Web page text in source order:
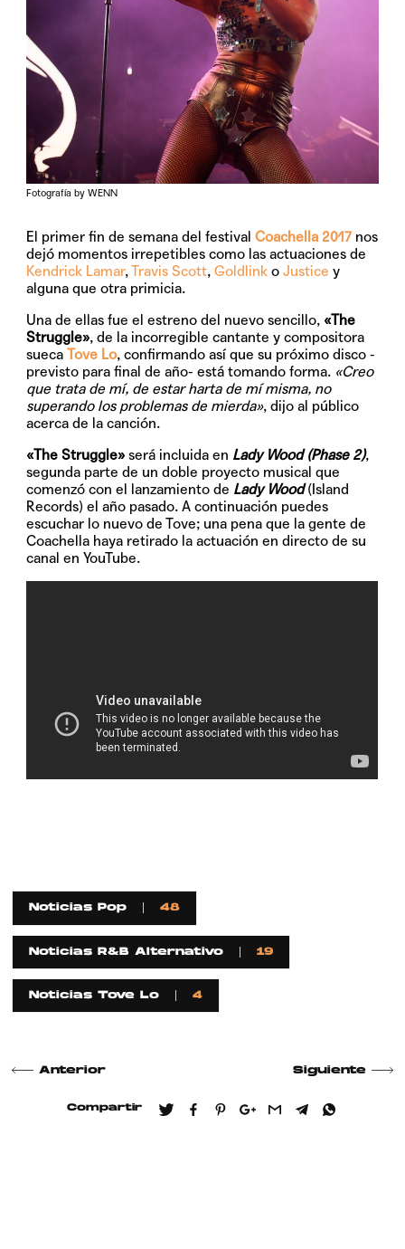
Fotografía by WENN
El primer fin de semana del festival Coachella 2017 nos
dejó momentos irrepetibles como las actuaciones de
Kendrick Lamar,Travis Scott,Goldlink oJustice y
alguna que otra primicia.
Una de ellas fue el estreno del nuevo sencillo, «The
Struggle», de la incorregible cantante y compositora
suecaTove Lo, confirmando así que su próximo disco -
previsto para final de año- está tomando forma. «Creo
que trata de mí, de estar harta de mí misma, no
superando los problemas de mierda», dijo al público
acerca de la canción.
«The Struggle» será incluida en Lady Wood (Phase 2),
segunda parte de un doble proyecto musical que
comenzó con el lanzamiento de Lady Wood(Island
Records) el año pasado. A continuación puedes
escuchar lo nuevo de Tove; una pena que la gente de
Coachella haya retirado la actuación en directo de su
canal en YouTube.
Noticias Pop 48
Noticias R&B Alternativo 19
Noticias Tove Lo 4
Anterior Siguiente
Compartir